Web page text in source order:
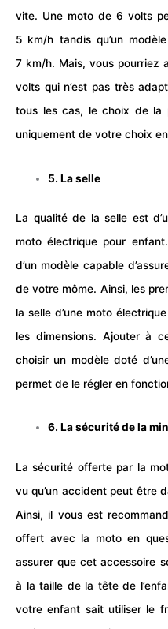
vite. Une moto de 6 volts
5 km/h tandis qu’un
7 km/h. Mais, vous pourriez
volts qui n’est pas très
tous les cas, le choix de la
uniquement de votre choix
5. La selle
La qualité de la selle est
moto électrique pour
d’un modèle capable
de votre môme. Ainsi, les
la selle d’une moto
les dimensions. Ajouter à
choisir un modèle doté
permet de le régler en
6. La sécurité de la
La sécurité offerte par la
vu qu’un accident peut être
Ainsi, il vous est
offert avec la moto en
assurer que cet accessoire
à la taille de la tête de
votre enfant sait utiliser le